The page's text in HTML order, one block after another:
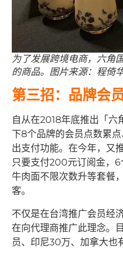
为了发展跨境电商，六角
的商品。图片来源：程倚华
第三招：品牌会
自从在2018年底推出「
下8个品牌的会员点数累
出支付功能。在今年，又
只要支付200元订阅金，
牛肉面不限次数升等套餐
客。
不仅是在台湾推广会员经
在向代理商推广此理念。
员、印尼30万、加拿大也